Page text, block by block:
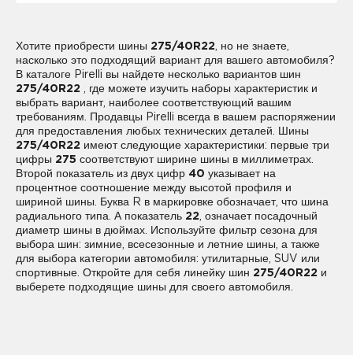
Хотите приобрести шины 275/40R22, но не знаете,
насколько это подходящий вариант для вашего автомобиля?
В каталоге Pirelli вы найдете несколько вариантов шин
275/40R22 , где можете изучить наборы характеристик и
выбрать вариант, наиболее соответствующий вашим
требованиям. Продавцы Pirelli всегда в вашем распоряжении
для предоставления любых технических деталей. Шины
275/40R22 имеют следующие характеристики: первые три
цифры 275 соответствуют ширине шины в миллиметрах.
Второй показатель из двух цифр 40 указывает на
процентное соотношение между высотой профиля и
шириной шины. Буква R в маркировке обозначает, что шина
радиального типа. А показатель 22, означает посадочный
диаметр шины в дюймах. Используйте фильтр сезона для
выбора шин: зимние, всесезонные и летние шины, а также
для выбора категории автомобиля: утилитарные, SUV или
спортивные. Откройте для себя линейку шин 275/40R22 и
выберете подходящие шины для своего автомобиля.